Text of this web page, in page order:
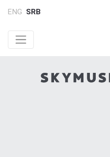
ENG SRB